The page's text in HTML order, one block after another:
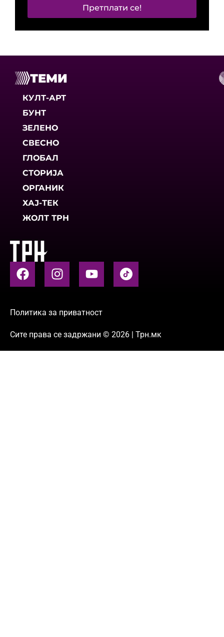
Претплати се!
ТЕМИ
КУЛТ-АРТ
БУНТ
ЗЕЛЕНО
СВЕСНО
ГЛОБАЛ
СТОРИЈА
ОРГАНИК
ХАЈ-ТЕК
ЖОЛТ ТРН
Политика за приватност
Сите права се задржани © 2026 | Трн.мк